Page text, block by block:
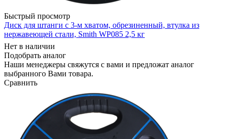
Быстрый просмотр
Диск для штанги c 3-м хватом, обрезиненный, втулка из
нержавеющей стали, Smith WP085 2,5 кг
Нет в наличии
Подобрать аналог
Наши менеджеры свяжутся с вами и предложат аналог
выбранного Вами товара.
Сравнить